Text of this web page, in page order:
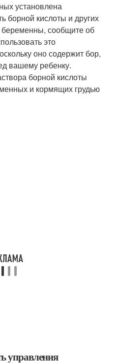
установлена
борной кислоты и других
сообщите об
это
оно содержит бор,
вашему ребенку.
борной кислоты
и кормящих грудью
управления